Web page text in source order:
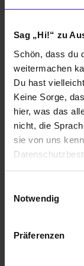
Sag „Hi!“ zu
Schön, dass du
weitermachen
Du hast
Keine Sorge,
hier, was das
nicht, die
sie von uns
Benutzung der
Notwendig
Präferenzen
genauso. Der
und total
Klassische
2023
8 Std. pro Tag
Verdienst